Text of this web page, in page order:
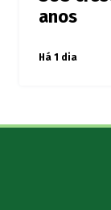
anos
Há 1 dia